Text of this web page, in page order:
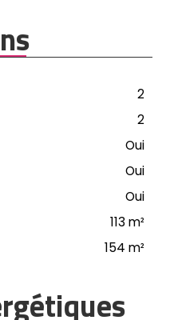
2
2
Oui
Oui
Oui
113 m²
154 m²